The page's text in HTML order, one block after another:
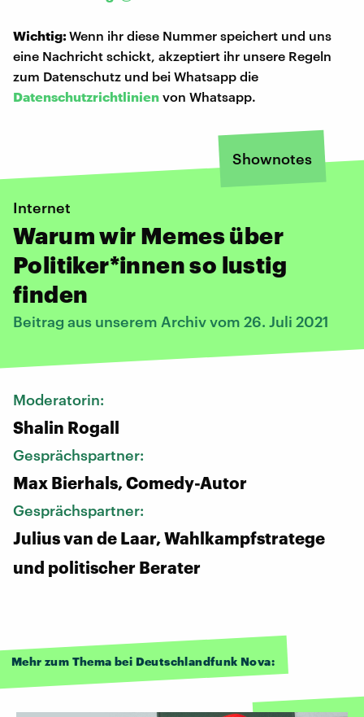
Wichtig:Wenn ihr diese Nummer speichert und uns
eine Nachricht schickt, akzeptiert ihr unsere Regeln
zum Datenschutz und bei Whatsapp die
Datenschutzrichtlinien von Whatsapp.
Shownotes
Internet
Warum wir Memes über
Politiker*innen so lustig
finden
Beitrag aus unserem Archiv vom 26. Juli 2021
Moderatorin:
Shalin Rogall
Gesprächspartner:
Max Bierhals, Comedy-Autor
Gesprächspartner:
Julius van de Laar, Wahlkampfstratege
und politischer Berater
Mehr zum Thema bei Deutschlandfunk Nova: